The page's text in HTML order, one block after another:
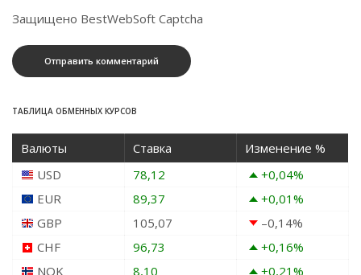
Защищено BestWebSoft Captcha
ТАБЛИЦА ОБМЕННЫХ КУРСОВ
Валюты Ставка
Изменение %
USD
78,12 +0,04%
EUR
89,37 +0,01%
GBP
105,07 –0,14%
CHF
96,73 +0,16%
NOK
8,10 +0,21%